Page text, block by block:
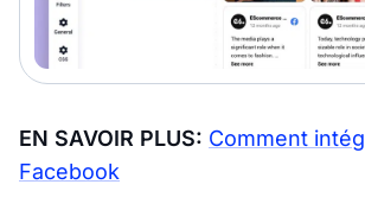
EN SAVOIR PLUS: Comment
Facebook